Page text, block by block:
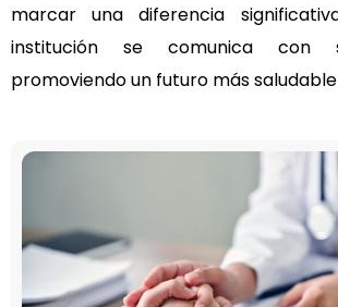
marcar una diferencia
institución se comunica con
promoviendo un futuro más